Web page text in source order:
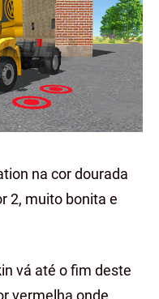
na cor dourada
2, muito bonita e
vá até o fim deste
vermelha onde